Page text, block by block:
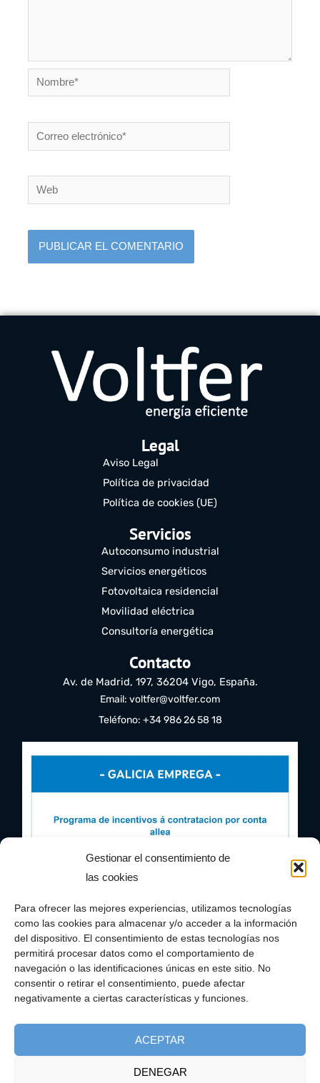
Gestionar el consentimiento de
las cookies
Para ofrecer las mejores experiencias, utilizamos tecnologías
como las cookies para almacenar y/o acceder a la información
del dispositivo. El consentimiento de estas tecnologías nos
permitirá procesar datos como el comportamiento de
navegación o las identificaciones únicas en este sitio. No
consentir o retirar el consentimiento, puede afectar
negativamente a ciertas características y funciones.
ACEPTAR
DENEGAR
Nombre*
Correo
electrónico*
Web
Legal
Aviso Legal
Política de privacidad
Política de cookies (UE)
Servicios
Autoconsumo industrial
Servicios energéticos
Fotovoltaica residencial
Movilidad eléctrica
Consultoría energética
Contacto
Av. de Madrid, 197, 36204 Vigo, España.
Email: voltfer@voltfer.com
Teléfono: +34 986 26 58 18